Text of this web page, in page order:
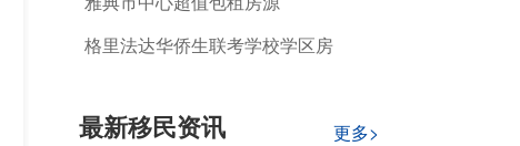
格里法达华侨生联考学校学区房
最新移民资讯
更多>